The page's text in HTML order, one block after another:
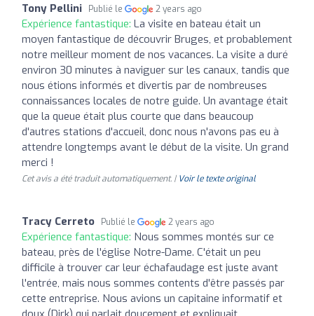
Tony Pellini Publié le 2 years ago
Expérience fantastique: La visite en bateau était un
moyen fantastique de découvrir Bruges, et probablement
notre meilleur moment de nos vacances. La visite a duré
environ 30 minutes à naviguer sur les canaux, tandis que
nous étions informés et divertis par de nombreuses
connaissances locales de notre guide. Un avantage était
que la queue était plus courte que dans beaucoup
d'autres stations d'accueil, donc nous n'avons pas eu à
attendre longtemps avant le début de la visite. Un grand
merci !
Cet avis a été traduit automatiquement. | Voir le texte original
Tracy Cerreto Publié le 2 years ago
Expérience fantastique: Nous sommes montés sur ce
bateau, près de l'église Notre-Dame. C'était un peu
difficile à trouver car leur échafaudage est juste avant
l'entrée, mais nous sommes contents d'être passés par
cette entreprise. Nous avions un capitaine informatif et